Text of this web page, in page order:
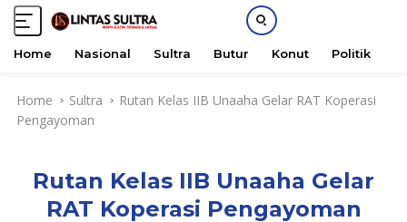
Home Nasional Sultra Butur Konut Politik
Home Sultra
Rutan Kelas IIB Unaaha Gelar RAT Koperasi
Pengayoman
Rutan Kelas IIB Unaaha Gelar
RAT Koperasi Pengayoman